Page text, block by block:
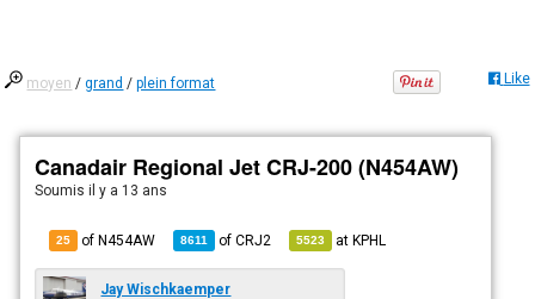
moyen /grand /plein format Like
Canadair Regional Jet CRJ-200 (N454AW)
Soumisil y a 13 ans
25 of N454AW 8611 ofCRJ2 5523 atKPHL
Jay Wischkaemper